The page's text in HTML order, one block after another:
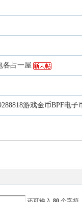
各占一屋
游戏金币BPF电子